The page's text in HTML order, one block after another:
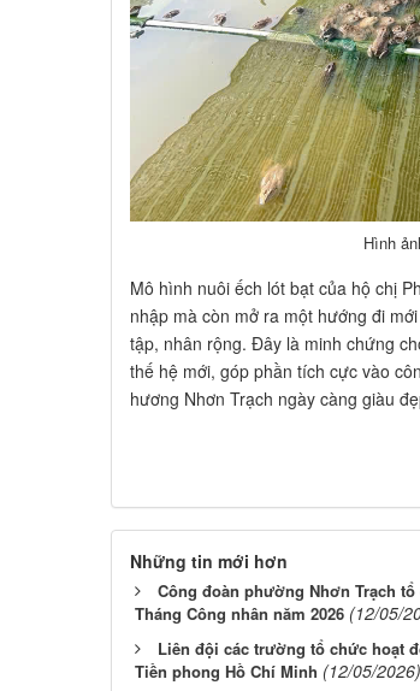
Hình
Mô hình nuôi ếch lót bạt của hộ chị
nhập mà còn mở ra một hướng đi
tập, nhân rộng. Đây là minh chứng
thế hệ mới, góp phần tích cực vào
hương Nhơn Trạch ngày càng giàu
Những tin mới hơn
Công đoàn phường Nhơn Trạch
Tháng Công nhân năm 2026 (12/05/
Liên đội các trường tổ chức hoạt
Tiền phong Hồ Chí Minh (12/05/2026)